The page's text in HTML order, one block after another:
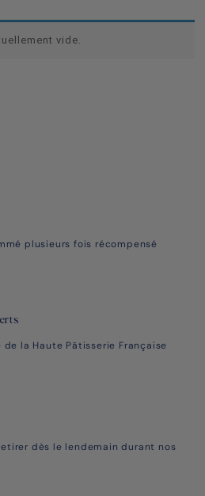
vide.
plusieurs fois récompensé
la Haute Pâtisserie Française
dès le lendemain durant nos